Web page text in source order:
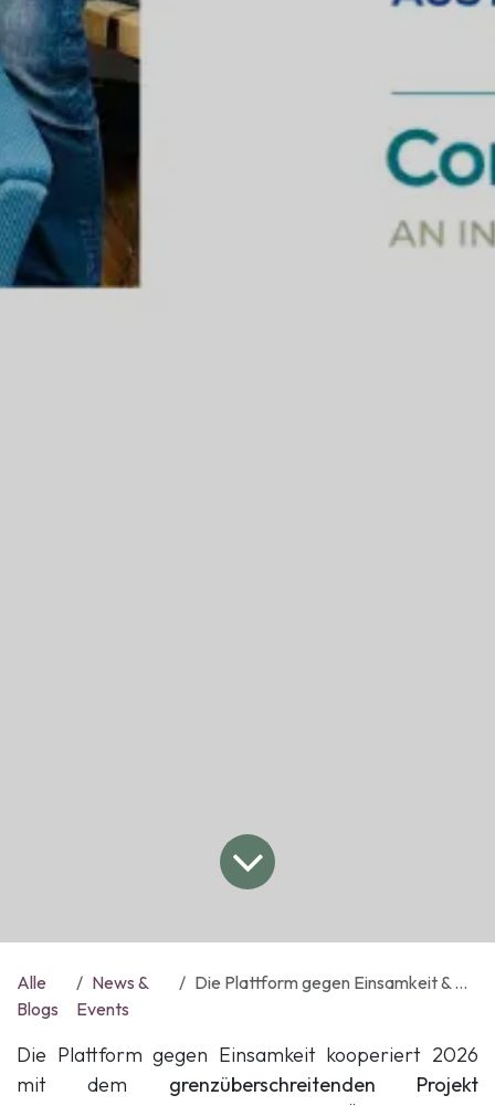
Alle
Blogs
News &
Events
Die Plattform gegen Einsamkeit & Com (p) AGE
Die Plattform gegen Einsamkeit kooperiert 2026
mit dem grenzüberschreitenden Projekt